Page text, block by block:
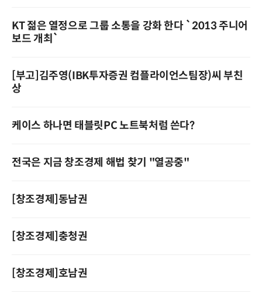
KT 젊은 열정으로 그룹 소통을 강화 한다 `2013 주니어
보드 개최`
[부고]김주영(IBK투자증권 컴플라이언스팀장)씨 부친
상
케이스 하나면 태블릿PC 노트북처럼 쓴다?
전국은 지금 창조경제 해법 찾기 "열공중"
[창조경제]동남권
[창조경제]충청권
[창조경제]호남권